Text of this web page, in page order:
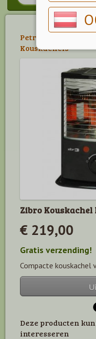
Petroleumkachels
Kouskachels
Zibro Kouskachel
€ 219,00
Gratis verzending!
Compacte kouskachel
Deze producten
interesseren